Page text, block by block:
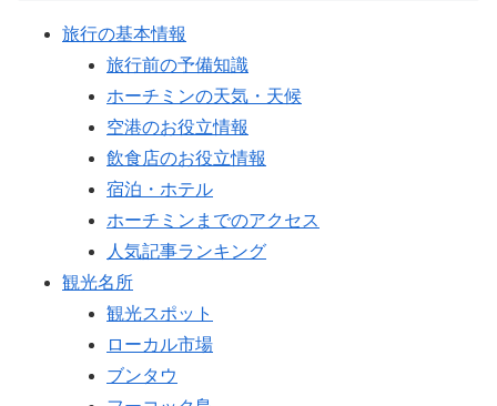
旅行の基本情報
旅行前の予備知識
ホーチミンの天気・天候
空港のお役立情報
飲食店のお役立情報
宿泊・ホテル
ホーチミンまでのアクセス
人気記事ランキング
観光名所
観光スポット
ローカル市場
ブンタウ